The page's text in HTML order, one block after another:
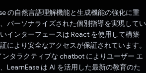
の自然言語理解機能と生成機能の強化に重
パーソナライズされた個別指導を実現してい
インターフェースは React を使用して構築
により安全なアクセスが保証されています。
タラクティブな chatbot によりユーザー エ
LearnEase は AI を活用した最新の教育のた